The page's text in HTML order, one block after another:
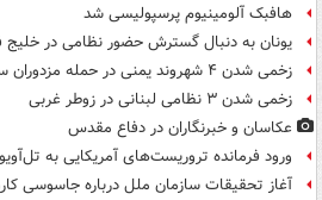
هافبک آلومینیوم پرسپولیسی شد
یونان به دنبال گسترش حضور نظامی در
زخمی شدن ۴ شهروند یمنی در حمله مزدوران سعودی
زخمی شدن ۳ نظامی لبنانی در زوطر غربی
عکاسان و خبرنگاران در دفاع مقدس
ورود فرمانده تروریست‌های آمریکایی به تل‌آویو
آغاز تحقیقات سازمان ملل درباره جاسوسی